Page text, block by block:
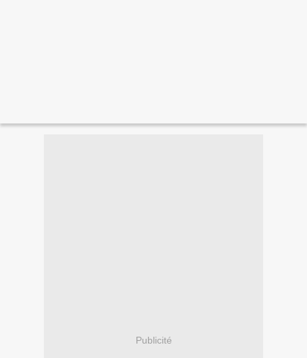
Publicité